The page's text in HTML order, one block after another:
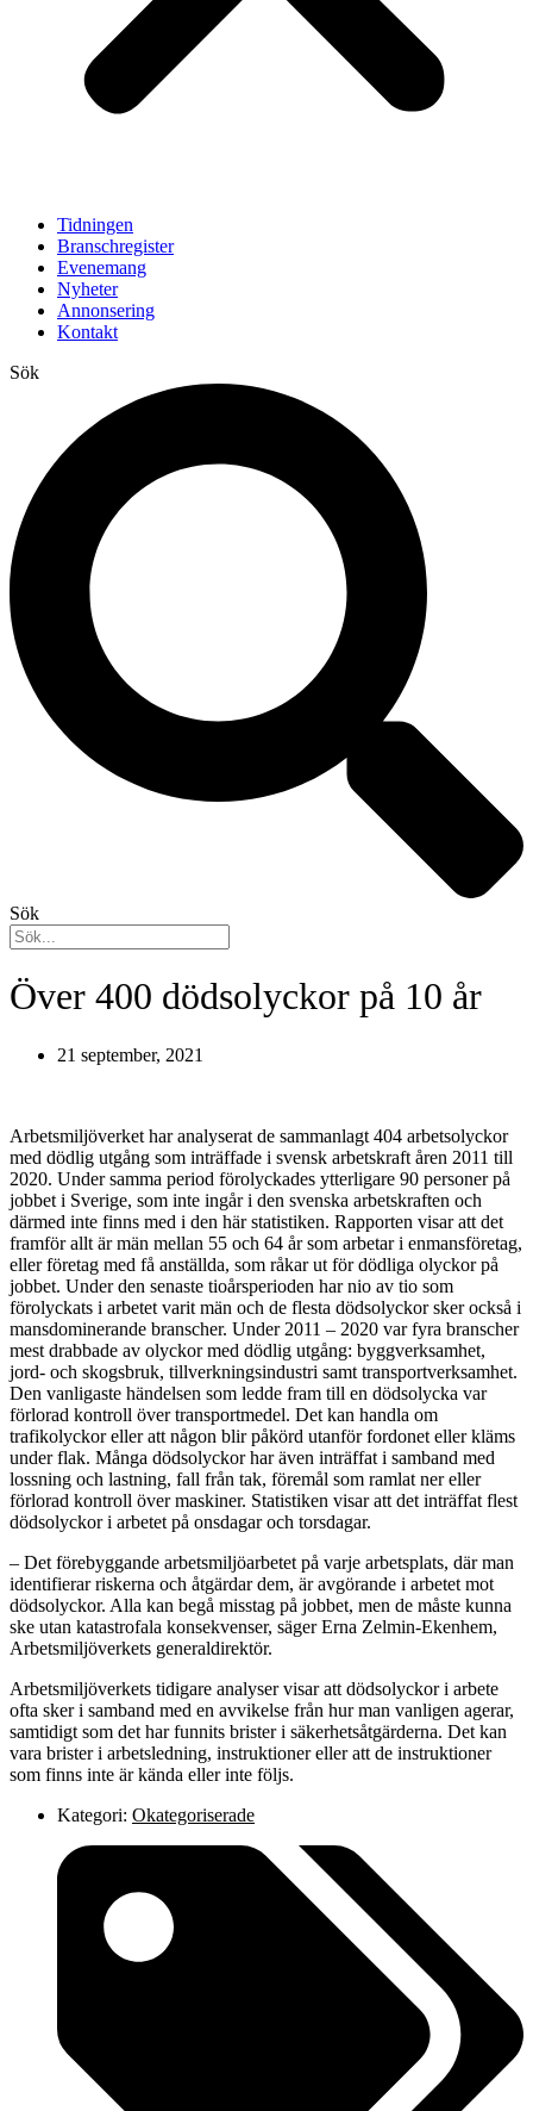
Tidningen
Branschregister
Evenemang
Nyheter
Annonsering
Kontakt
Sök
Sök
Över 400 dödsolyckor på 10 år
21 september, 2021
Arbetsmiljöverket har analyserat de sammanlagt 404 arbetsolyckor
med dödlig utgång som inträffade i svensk arbetskraft åren 2011 till
2020. Under samma period förolyckades ytterligare 90 personer på
jobbet i Sverige, som inte ingår i den svenska arbetskraften och
därmed inte finns med i den här statistiken. Rapporten visar att det
framför allt är män mellan 55 och 64 år som arbetar i enmansföretag,
eller företag med få anställda, som råkar ut för dödliga olyckor på
jobbet. Under den senaste tioårsperioden har nio av tio som
förolyckats i arbetet varit män och de flesta dödsolyckor sker också i
mansdominerande branscher. Under 2011 – 2020 var fyra branscher
mest drabbade av olyckor med dödlig utgång: byggverksamhet,
jord- och skogsbruk, tillverkningsindustri samt transportverksamhet.
Den vanligaste händelsen som ledde fram till en dödsolycka var
förlorad kontroll över transportmedel. Det kan handla om
trafikolyckor eller att någon blir påkörd utanför fordonet eller kläms
under flak. Många dödsolyckor har även inträffat i samband med
lossning och lastning, fall från tak, föremål som ramlat ner eller
förlorad kontroll över maskiner. Statistiken visar att det inträffat flest
dödsolyckor i arbetet på onsdagar och torsdagar.
– Det förebyggande arbetsmiljöarbetet på varje arbetsplats, där man
identifierar riskerna och åtgärdar dem, är avgörande i arbetet mot
dödsolyckor. Alla kan begå misstag på jobbet, men de måste kunna
ske utan katastrofala konsekvenser, säger Erna Zelmin-Ekenhem,
Arbetsmiljöverkets generaldirektör.
Arbetsmiljöverkets tidigare analyser visar att dödsolyckor i arbete
ofta sker i samband med en avvikelse från hur man vanligen agerar,
samtidigt som det har funnits brister i säkerhetsåtgärderna. Det kan
vara brister i arbetsledning, instruktioner eller att de instruktioner
som finns inte är kända eller inte följs.
Kategori: Okategoriserade